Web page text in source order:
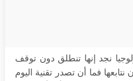
نجد إنها تنطلق دون توقف
نتابعها فما أن تصدر تقنية اليوم